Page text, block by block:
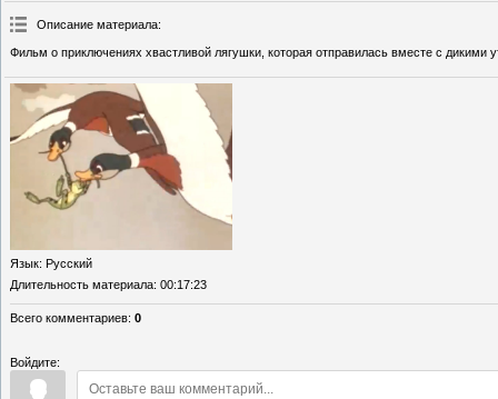
Описание материала:
Фильм о приключениях хвастливой лягушки, которая отправилась вместе с
Язык: Русский
Длительность материала: 00:17:23
Всего комментариев: 0
Войдите: